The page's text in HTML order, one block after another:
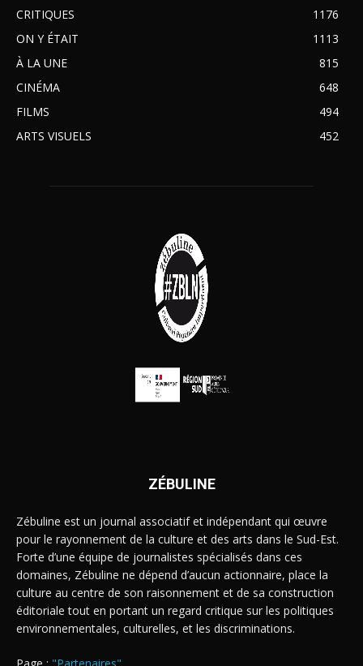
CRITIQUES
1176
ON Y ÉTAIT
1113
À LA UNE
815
CINÉMA
648
FILMS
494
ARTS VISUELS
452
ZÉBULINE
Zébuline est un journal associatif et indépendant qui œuvre
pour le rayonnement de la culture et des arts dans le Sud-Est.
Forte d’une équipe de journalistes spécialisés dans ces
domaines, Zébuline ne dépend d’aucun actionnaire, place la
culture au centre de son raisonnement et de sa construction
éditoriale tout en portant un regard critique sur les politiques
environnementales, culturelles, et les discriminations.